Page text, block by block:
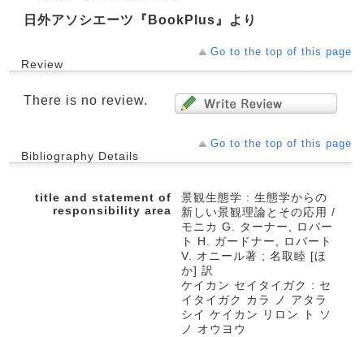
日外アソシエーツ『BookPlus』より
Go to the top of this page
Review
There is no review.
Go to the top of this page
Bibliography Details
title and statement of
responsibility area
景観生態学 : 生態学からの
新しい景観理論とその応用 /
モニカ G. ターナー, ロバー
ト H. ガードナー, ロバート
V. オニール著 ; 名取睦 [ほ
か] 訳
ケイカン セイタイガク : セ
イタイガク カラ ノ アタラ
シイ ケイカン リロン ト ソ
ノ オウヨウ